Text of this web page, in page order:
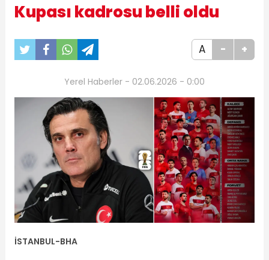
Kupası kadrosu belli oldu
A - +
Yerel Haberler - 02.06.2026 - 0:00
İSTANBUL-BHA